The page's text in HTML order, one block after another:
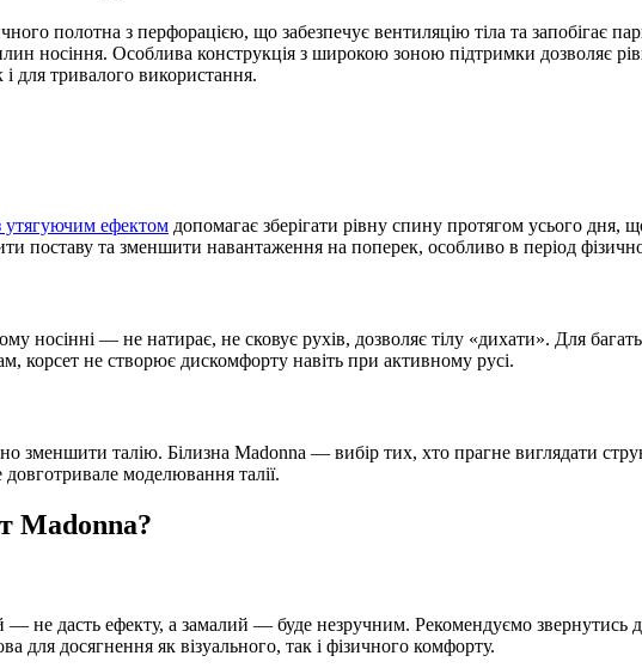
полотна з перфорацією, що забезпечує вентиляцію тіла та запобігає
носіння. Особлива конструкція з широкою зоною підтримки дозволяє
для тривалого використання.
утягуючим ефектом допомагає зберігати рівну спину протягом усього
поставу та зменшити навантаження на поперек, особливо в період
носінні — не натирає, не сковує рухів, дозволяє тілу «дихати». Для
корсет не створює дискомфорту навіть при активному русі.
зменшити талію. Білизна Madonna — вибір тих, хто прагне виглядати
довготривале моделювання талії.
Madonna?
не дасть ефекту, а замалий — буде незручним. Рекомендуємо звернутись
для досягнення як візуального, так і фізичного комфорту.